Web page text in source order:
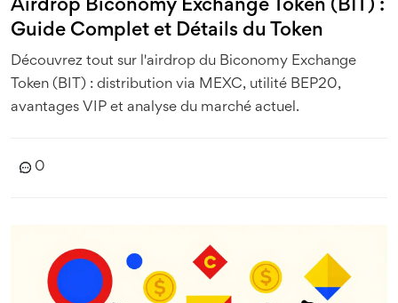
Airdrop Biconomy Exchange Token (BIT) :
Guide Complet et Détails du Token
Découvrez tout sur l'airdrop du Biconomy Exchange
Token (BIT) : distribution via MEXC, utilité BEP20,
avantages VIP et analyse du marché actuel.
0